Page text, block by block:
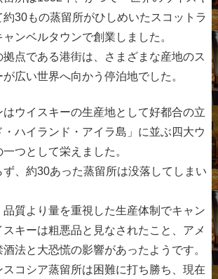
30もの蒸留所がひしめいたスコットラ
ンベルタウンで創業しました。
点である港街は、さまざまな産地のス
広い世界へ向かう停泊地でした。
ウイスキーの生産地として好都合の立
ハイランド・アイラ島」に並ぶ四大ウ
つとして栄えました。
、約30あった蒸留所は没落してしまい
質より量を重視した生産体制でキャン
キーは粗悪品と見なされたこと、アメ
法と大恐慌の影響があったようです。
コシア蒸留所は困難に打ち勝ち、現在